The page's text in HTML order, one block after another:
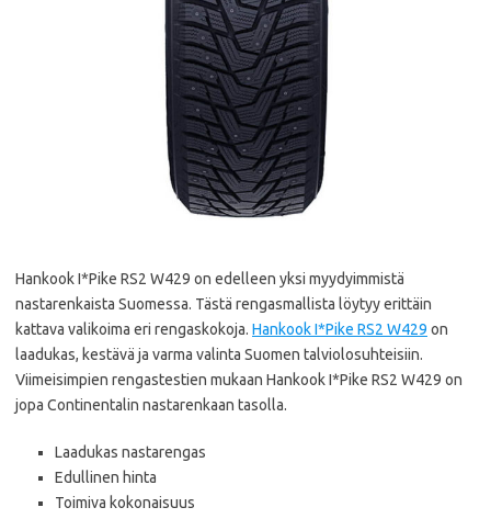
Hankook I*Pike RS2 W429 on edelleen yksi myydyimmistä
nastarenkaista Suomessa. Tästä rengasmallista löytyy erittäin
kattava valikoima eri rengaskokoja. Hankook I*Pike RS2 W429 on
laadukas, kestävä ja varma valinta Suomen talviolosuhteisiin.
Viimeisimpien rengastestien mukaan Hankook I*Pike RS2 W429 on
jopa Continentalin nastarenkaan tasolla.
Laadukas nastarengas
Edullinen hinta
Toimiva kokonaisuus